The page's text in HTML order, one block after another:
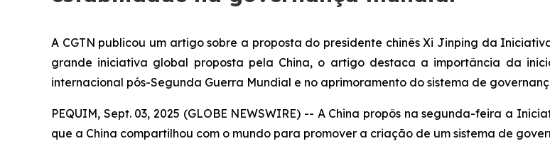
A CGTN publicou um artigo sobre a proposta do presidente chinês Xi Jinping da
grande iniciativa global proposta pela China, o artigo destaca a importância da
internacional pós-Segunda Guerra Mundial e no aprimoramento do sistema de
PEQUIM, Sept. 03, 2025 (GLOBE NEWSWIRE) -- A China propôs na segunda-feira a
que a China compartilhou com o mundo para promover a criação de um sistema de